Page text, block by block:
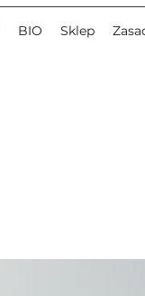
BIO Sklep